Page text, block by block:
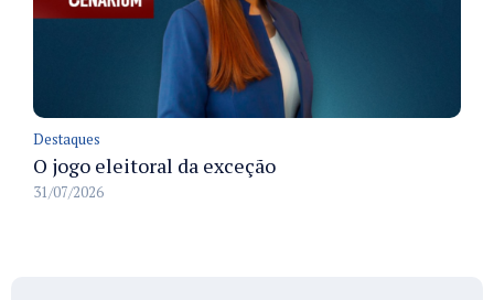
Destaques
O jogo eleitoral da exceção
31/07/2026